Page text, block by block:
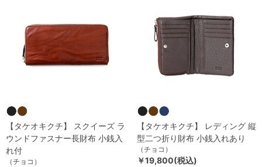
【タケオキクチ】 スクイーズ ラ
ウンドファスナー長財布 小銭入
れ付
（チョコ）
【タケオキクチ】 レディング 縦
型二つ折り財布 小銭入れあり
（チョコ）
￥19,800(税込)